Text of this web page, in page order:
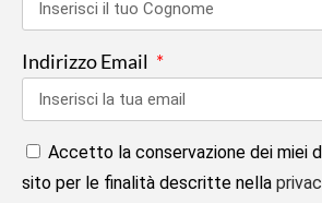
Indirizzo Email
Accetto la conservazione dei miei
sito per le finalità descritte nella